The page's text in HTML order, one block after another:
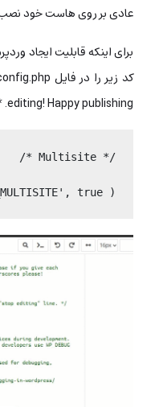
عادی بر روی هاست خود نصب
برای اینکه قابلیت ایجاد
editing! Happy publishing. */ اضافه کنید.
/* Multisite */
true );